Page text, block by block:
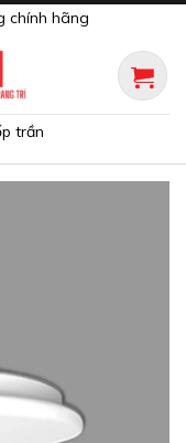
chính hãng
trần